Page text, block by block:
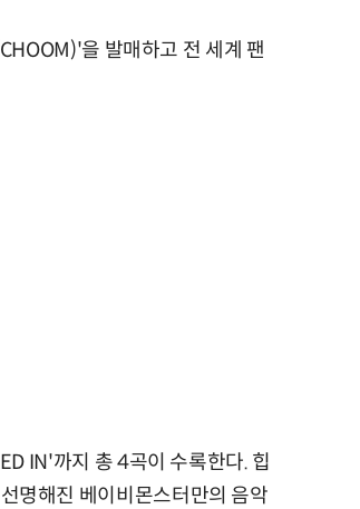
을 발매하고 전 세계 팬
IN'까지 총 4곡이 수록한다. 힙
명해진 베이비몬스터만의 음악